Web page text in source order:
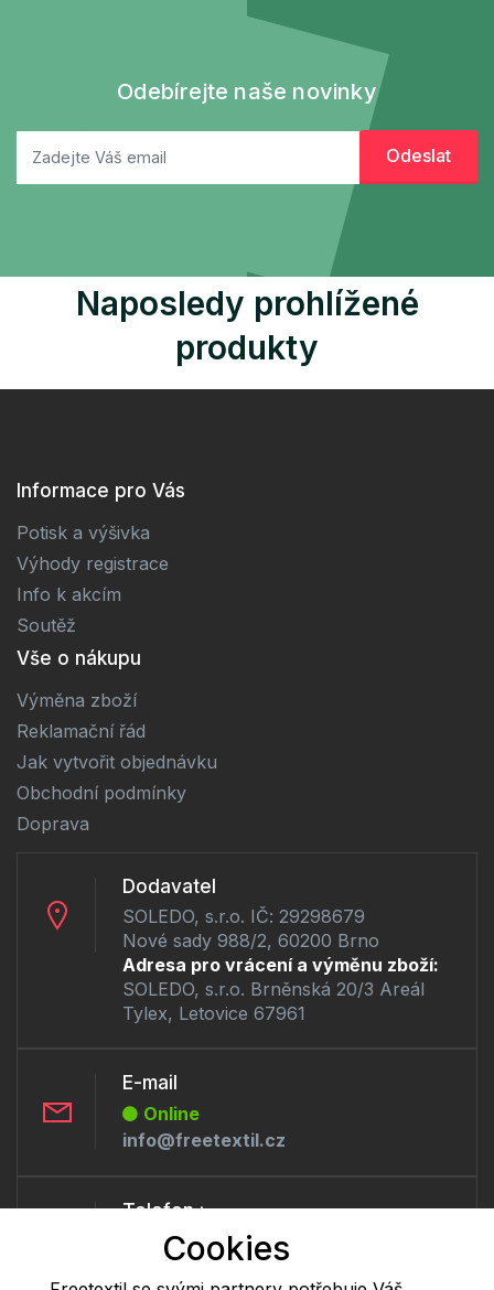
Odebírejte naše novinky
Naposledy prohlížené
produkty
Informace pro Vás
Potisk a výšivka
Výhody registrace
Info k akcím
Soutěž
Vše o nákupu
Výměna zboží
Reklamační řád
Jak vytvořit objednávku
Obchodní podmínky
Doprava
Dodavatel
SOLEDO, s.r.o. IČ: 29298679
Nové sady 988/2, 60200 Brno
Adresa pro vrácení a výměnu zboží:
SOLEDO, s.r.o. Brněnská 20/3 Areál
Tylex, Letovice 67961
E-mail
Online
info@freetextil.cz
Telefon :
Offline
+420 530 334 460
Cookies